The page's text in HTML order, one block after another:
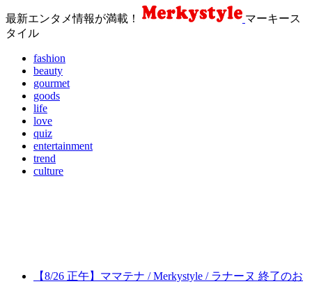
最新エンタメ情報が満載！
マーキース
タイル
fashion
beauty
gourmet
goods
life
love
quiz
entertainment
trend
culture
【8/26 正午】ママテナ / Merkystyle / ラナーヌ 終了のお